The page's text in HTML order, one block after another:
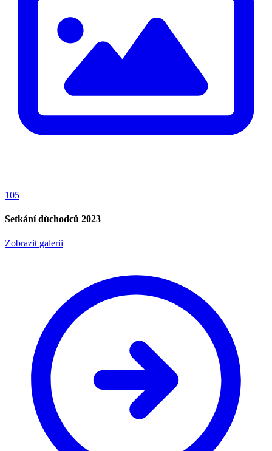
105
Setkání důchodců 2023
Zobrazit galerii